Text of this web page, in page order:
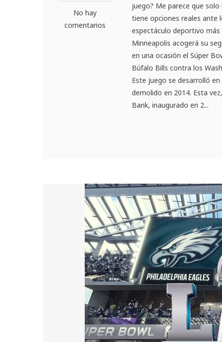
No hay
comentarios
juego? Me parece que
tiene opciones reales ante
espectáculo deportivo
Minneapolis acogerá su
en una ocasión el Súper
Búfalo Bills contra los
Este juego se desarrolló
demolido en 2014. Esta
Bank, inaugurado en 2...